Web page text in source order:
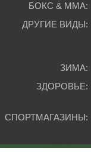
БОКС & ММА:
ДРУГИЕ ВИДЫ:
ЗИМА:
ЗДОРОВЬЕ:
СПОРТМАГАЗИНЫ: